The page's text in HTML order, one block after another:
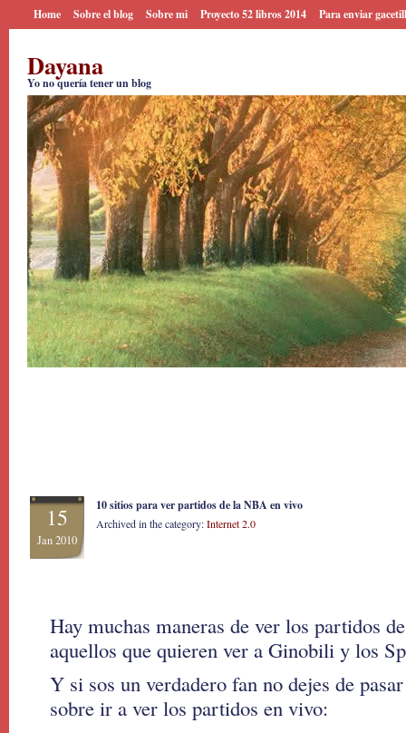
Home Sobre el blog Sobre mi Proyecto 52 libros 2014 Para enviar
Dayana
Yo no quería tener un blog
15
Jan 2010
10 sitios para ver partidos de la NBA en vivo
Archived in the category:Internet 2.0
Hay muchas maneras de ver los partidos
aquellos que quieren ver a Ginobili y los
Y si sos un verdadero fan no dejes de
sobre ir a ver los partidos en vivo: